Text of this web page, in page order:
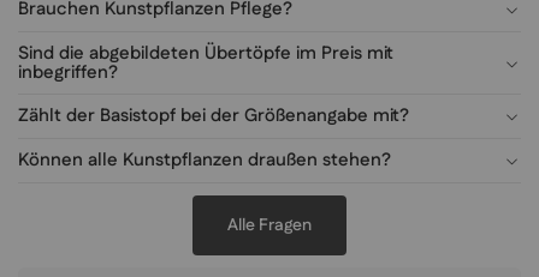
Brauchen Kunstpflanzen Pflege?
Sind die abgebildeten Übertöpfe im Preis mit
inbegriffen?
Zählt der Basistopf bei der Größenangabe mit?
Können alle Kunstpflanzen draußen stehen?
Alle Fragen